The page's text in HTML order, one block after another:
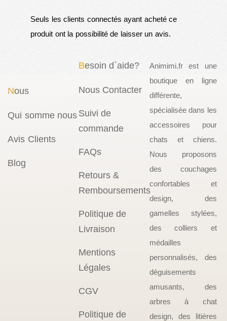
Seuls les clients connectés ayant acheté ce
produit ont la possibilité de laisser un avis.
Nous
Qui somme nous
Avis Clients
Blog
Besoin d`aide?
Nous Contacter
Suivi de
commande
FAQs
Retours &
Remboursements
Politique de
Livraison
Mentions
Légales
CGV
Politique de
Animimi.fr est une
boutique en ligne
différente,
spécialisée dans les
accessoires pour
chats et chiens.
Nous proposons
des couchages
confortables et
design, des
gamelles stylées,
des colliers et
médailles
personnalisés, des
déguisements
amusants, des
arbres à chat
design, des litières